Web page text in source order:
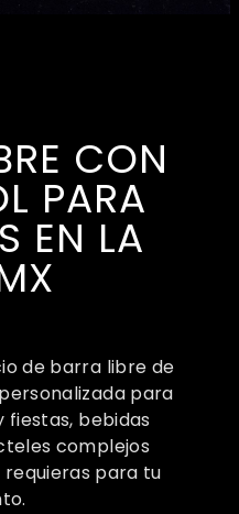
CON
PARA
EN LA
de barra libre de
para
fiestas, bebidas
complejos
para tu